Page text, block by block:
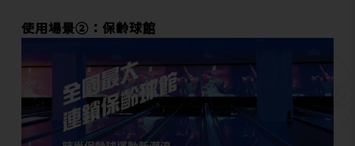
使用場景➁：保齡球館